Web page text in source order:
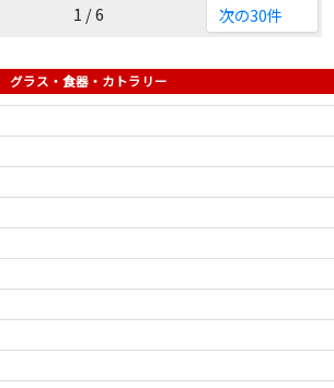
1 / 6 次の30件
グラス・食器・カトラリー